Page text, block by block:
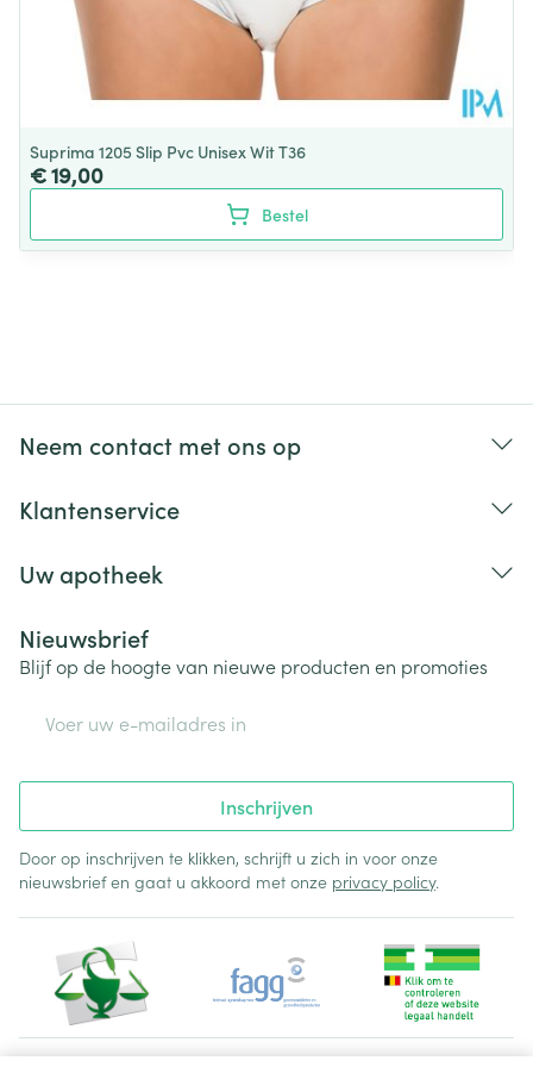
Suprima 1205 Slip Pvc Unisex Wit T36
€ 19,00
Bestel
Neem contact met ons op
Klantenservice
Uw apotheek
Nieuwsbrief
Blijf op de hoogte van nieuwe producten en promoties
Inschrijven
Door op inschrijven te klikken, schrijft u zich in voor onze
nieuwsbrief en gaat u akkoord met onze privacy policy.